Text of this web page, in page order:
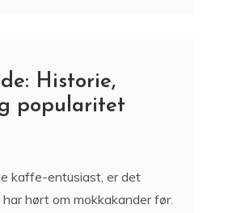
Historie,
popularitet
kaffe-entusiast, er det
hørt om mokkakander før.